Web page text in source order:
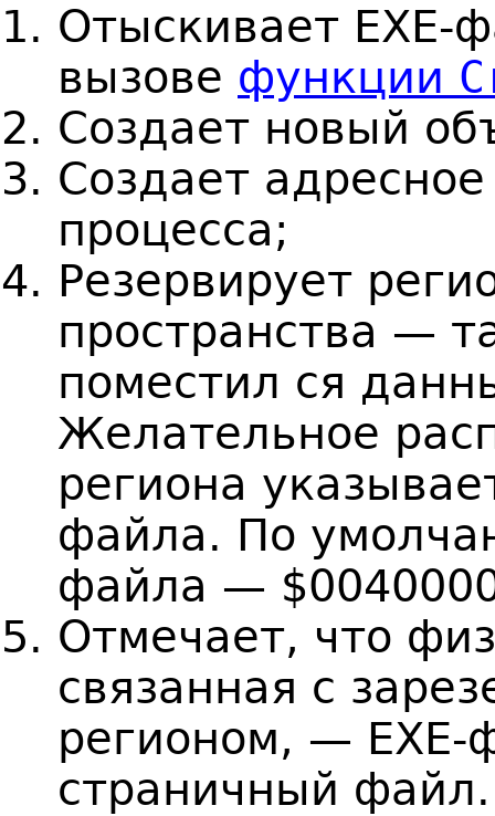
Отыскивает ЕХЕ-
вызове функции
Создает новый
Создает
процесса;
Резервирует
пространства —
поместил ся
Желательное
региона
файла. По
файла —
Отмечает, что
связанная с
регионом, — ЕХЕ-
страничный файл.